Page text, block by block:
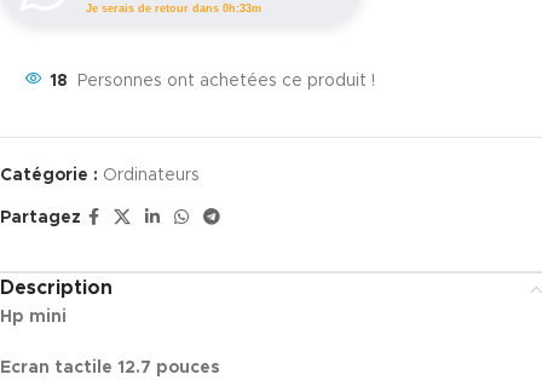
Je serais de retour dans 0h:33m
18 Personnes ont achetées ce produit !
Catégorie : Ordinateurs
Partagez
Description
Hp mini
Ecran tactile 12.7 pouces